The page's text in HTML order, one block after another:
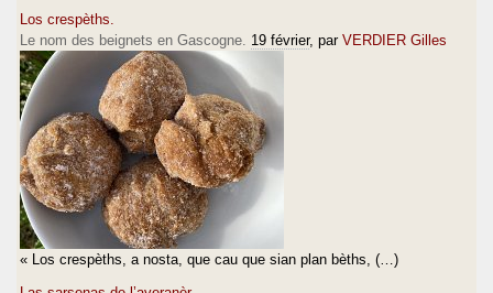
Los crespèths.
Le nom des beignets en Gascogne. 19 février, par VERDIER Gilles
« Los crespèths, a nosta, que cau que sian plan bèths, (…)